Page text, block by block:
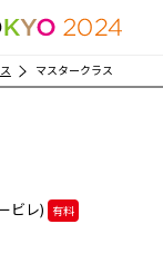
マスタークラス
ビレ) 有料